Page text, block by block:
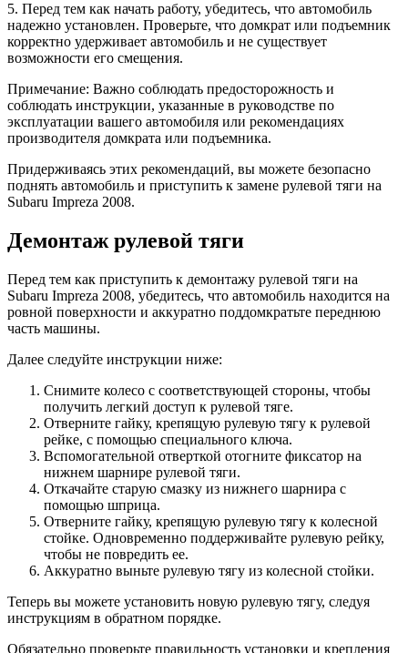
5. Перед тем как начать работу, убедитесь, что автомобиль
надежно установлен. Проверьте, что домкрат или подъемник
корректно удерживает автомобиль и не существует
возможности его смещения.
Примечание: Важно соблюдать предосторожность и
соблюдать инструкции, указанные в руководстве по
эксплуатации вашего автомобиля или рекомендациях
производителя домкрата или подъемника.
Придерживаясь этих рекомендаций, вы можете безопасно
поднять автомобиль и приступить к замене рулевой тяги на
Subaru Impreza 2008.
Демонтаж рулевой тяги
Перед тем как приступить к демонтажу рулевой тяги на
Subaru Impreza 2008, убедитесь, что автомобиль находится на
ровной поверхности и аккуратно поддомкратьте переднюю
часть машины.
Далее следуйте инструкции ниже:
Снимите колесо с соответствующей стороны, чтобы
получить легкий доступ к рулевой тяге.
Отверните гайку, крепящую рулевую тягу к рулевой
рейке, с помощью специального ключа.
Вспомогательной отверткой отогните фиксатор на
нижнем шарнире рулевой тяги.
Откачайте старую смазку из нижнего шарнира с
помощью шприца.
Отверните гайку, крепящую рулевую тягу к колесной
стойке. Одновременно поддерживайте рулевую рейку,
чтобы не повредить ее.
Аккуратно выньте рулевую тягу из колесной стойки.
Теперь вы можете установить новую рулевую тягу, следуя
инструкциям в обратном порядке.
Обязательно проверьте правильность установки и крепления